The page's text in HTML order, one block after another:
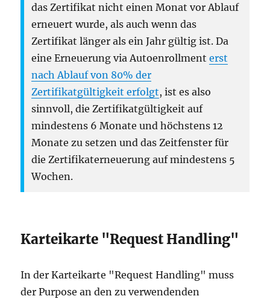
das Zertifikat nicht einen Monat vor Ablauf
erneuert wurde, als auch wenn das
Zertifikat länger als ein Jahr gültig ist. Da
eine Erneuerung via Autoenrollmenterst
nach Ablauf von 80% der
Zertifikatgültigkeit erfolgt, ist es also
sinnvoll, die Zertifikatgültigkeit auf
mindestens 6 Monate und höchstens 12
Monate zu setzen und das Zeitfenster für
die Zertifikaterneuerung auf mindestens 5
Wochen.
Karteikarte "Request Handling"
In der Karteikarte "Request Handling" muss
der Purpose an den zu verwendenden